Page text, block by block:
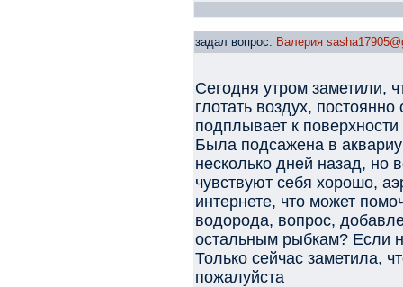
задал вопрос: Валерия
Сегодня утром заметили,
глотать воздух,
подплывает к
Была подсажена в
несколько дней назад, но
чувствуют себя хорошо,
интернете, что может
водорода, вопрос,
остальным рыбкам? Если
Только сейчас заметила,
пожалуйста